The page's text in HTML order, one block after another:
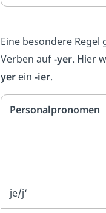
Eine besondere Regel
Verben auf-yer. Hier
yerein -ier.
Personalpronomen
je/j‘